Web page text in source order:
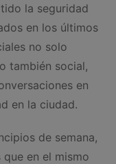
la seguridad
en los últimos
no solo
también social,
en
en la ciudad.
de semana,
en el mismo